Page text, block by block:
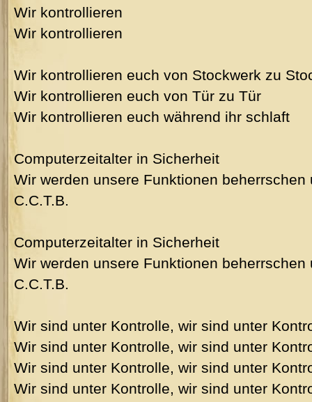
Wir kontrollieren
Wir kontrollieren
Wir kontrollieren euch von Stockwerk zu
Wir kontrollieren euch von Tür zu Tür
Wir kontrollieren euch während ihr schlaft
Computerzeitalter in Sicherheit
Wir werden unsere Funktionen beherrschen
C.C.T.B.
Computerzeitalter in Sicherheit
Wir werden unsere Funktionen beherrschen
C.C.T.B.
Wir sind unter Kontrolle, wir sind unter
Wir sind unter Kontrolle, wir sind unter
Wir sind unter Kontrolle, wir sind unter
Wir sind unter Kontrolle, wir sind unter